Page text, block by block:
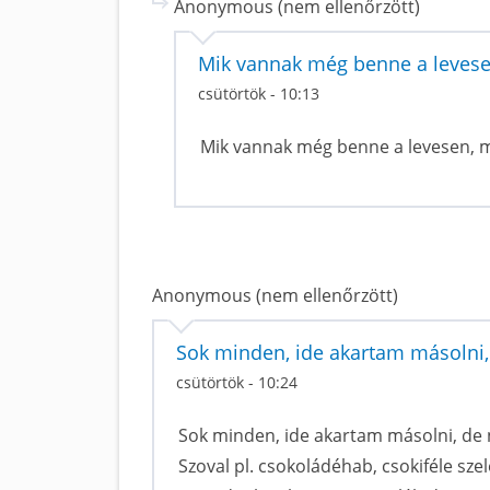
Anonymous (nem ellenőrzött)
Mik vannak még benne a
csütörtök - 10:13
Mik vannak még benne a levesen,
Anonymous (nem ellenőrzött)
Sok minden, ide akartam
csütörtök - 10:24
Sok minden, ide akartam másolni, de
Szoval pl. csokoládéhab, csokiféle